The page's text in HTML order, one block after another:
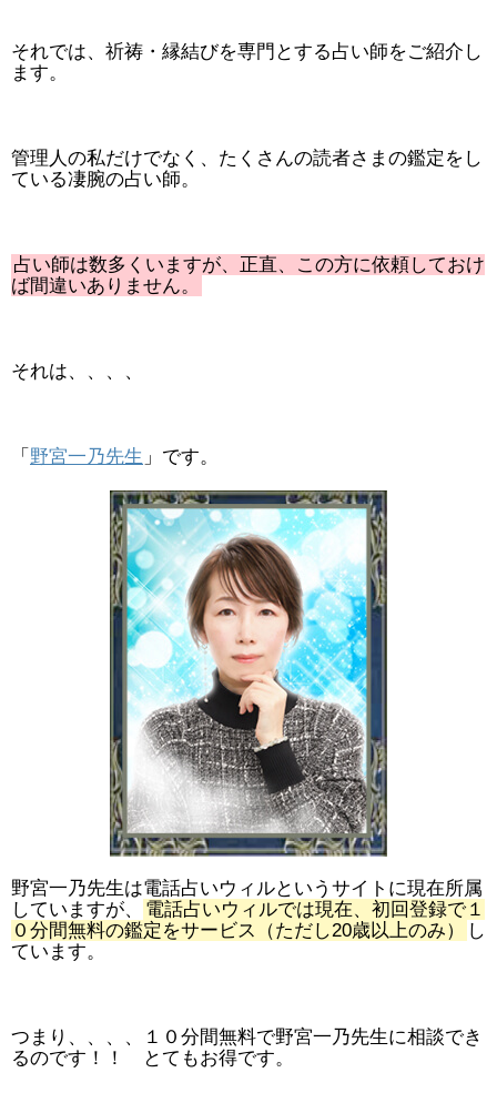
それでは、祈祷・縁結びを専門とする占い師をご紹介し
ます。
管理人の私だけでなく、たくさんの読者さまの鑑定をし
ている凄腕の占い師。
占い師は数多くいますが、正直、この方に依頼しておけ
ば間違いありません。
それは、、、、
「 野宮一乃先生 」です。
野宮一乃先生は電話占いウィルというサイトに現在所属
していますが、
電話占いウィルでは現在、初回登録で１
０分間無料の鑑定をサービス（ただし20歳以上のみ）
し
ています。
つまり、、、、１０分間無料で野宮一乃先生に相談でき
るのです！！ とてもお得です。